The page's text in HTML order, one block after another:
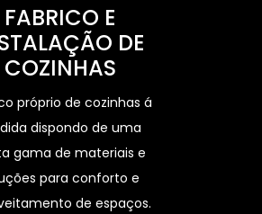
FABRICO E
DE
COZINHAS
próprio de cozinhas á
dispondo de uma
gama de materiais e
para conforto e
de espaços.